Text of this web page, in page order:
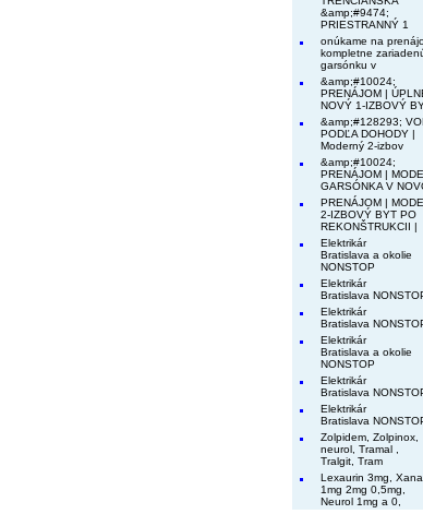
&amp;#9474;
PRIESTRANNÝ 1
onúkame na
kompletne
garsónku v
&amp;#10024;
PRENÁJOM |
NOVÝ 1-IZBOVÝ
&amp;#128293;
PODĽA DOHODY |
Moderný 2-izbov
&amp;#10024;
PRENÁJOM |
GARSÓNKA V
PRENÁJOM |
2-IZBOVÝ BYT PO
REKONŠTRUKCII |
Elektrikár
Bratislava a okolie
NONSTOP
Elektrikár
Bratislava
Elektrikár
Bratislava
Elektrikár
Bratislava a okolie
NONSTOP
Elektrikár
Bratislava
Elektrikár
Bratislava
Zolpidem, Zolpinox,
neurol, Tramal ,
Tralgit, Tram
Lexaurin 3mg,
1mg 2mg 0,5mg,
Neurol 1mg a 0,